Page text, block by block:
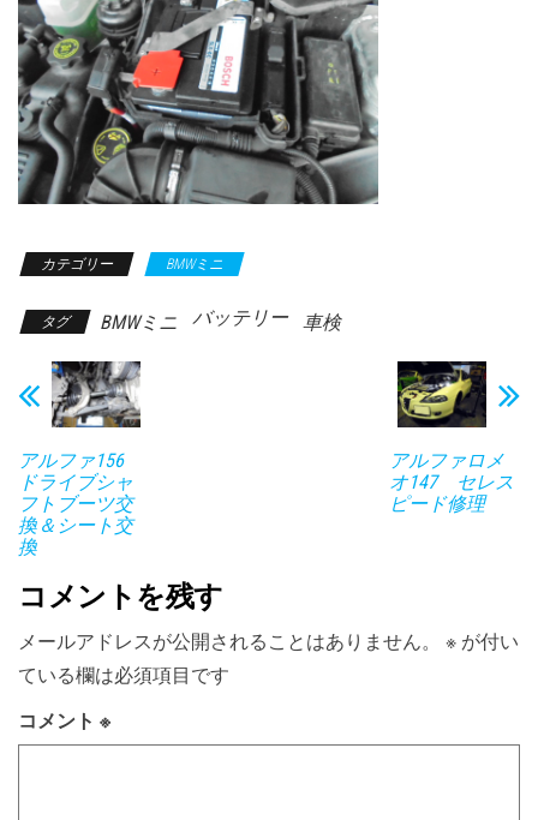
カテゴリー BMWミニ
タグ BMWミニ バッテリー 車検
アルファ156
ドライブシャ
フトブーツ交
換＆シート交
換
アルファロメ
オ147 セレス
ピード修理
コメントを残す
メールアドレスが公開されることはありません。 ※ が付い
ている欄は必須項目です
コメント ※